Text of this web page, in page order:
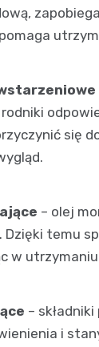
się
– olej
Dzięki temu
w
–
i